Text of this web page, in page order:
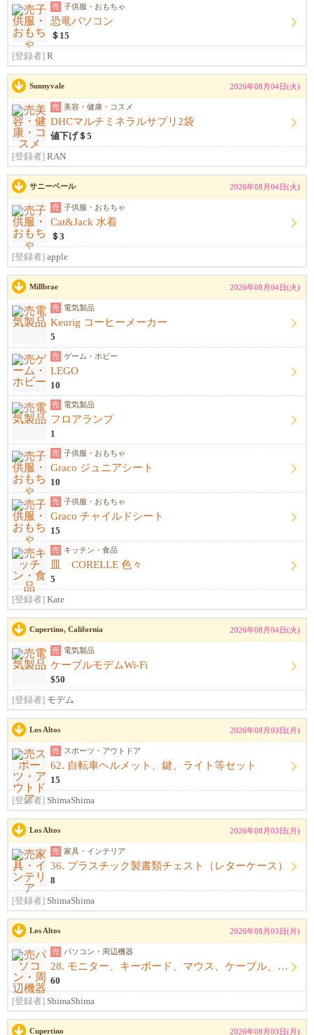
売 子供服・おもちゃ
恐竜パソコン
＄15
[登録者] R
Sunnyvale 2026年08月04日(火)
売 美容・健康・コスメ
DHCマルチミネラルサプリ2袋
値下げ＄5
[登録者] RAN
サニーベール 2026年08月04日(火)
売 子供服・おもちゃ
Cat&Jack 水着
＄3
[登録者] apple
Millbrae 2026年08月04日(火)
売 電気製品
Keurig コーヒーメーカー
5
売 ゲーム・ホビー
LEGO
10
売 電気製品
フロアランプ
1
売 子供服・おもちゃ
Graco ジュニアシート
10
売 子供服・おもちゃ
Graco チャイルドシート
15
売 キッチン・食品
皿 CORELLE 色々
5
[登録者] Kate
Cupertino, California 2026年08月04日(火)
売 電気製品
ケーブルモデムWi-Fi
$50
[登録者] モデム
Los Altos 2026年08月03日(月)
売 スポーツ・アウトドア
62. 自転車ヘルメット、鍵、ライト等セット
15
[登録者] ShimaShima
Los Altos 2026年08月03日(月)
売 家具・インテリア
36. プラスチック製書類チェスト（レターケース）
8
[登録者] ShimaShima
Los Altos 2026年08月03日(月)
売 パソコン・周辺機器
28. モニター、キーボード、マウス、ケーブル、アームレスト一式
60
[登録者] ShimaShima
Cupertino 2026年08月03日(月)